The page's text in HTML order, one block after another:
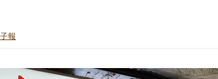
報